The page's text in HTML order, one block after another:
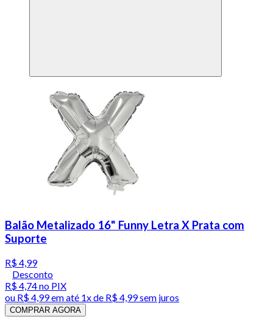
Balão Metalizado 16" Funny Letra X Prata com
Suporte
R$ 4,99
Desconto
R$ 4,74no PIX
ou R$ 4,99em até 1x de R$ 4,99sem juros
COMPRAR AGORA